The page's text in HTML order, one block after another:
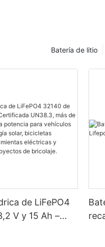
Batería de litio
de LiFePO4
V y 15 Ah –